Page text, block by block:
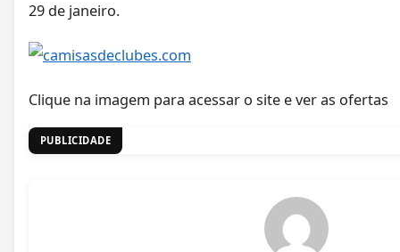
29 de janeiro.
Clique na imagem para acessar o site e ver as ofertas
PUBLICIDADE